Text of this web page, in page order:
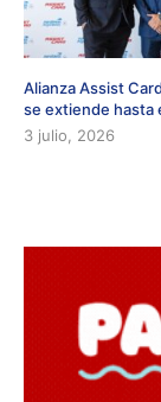
Alianza Assist
se extiende hasta
3 julio, 2026